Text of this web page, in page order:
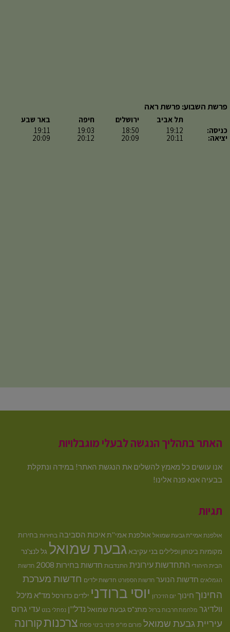
פרשת השבוע: פרשת ראה
כניסה:
יציאה:
תל אביב
19:12
20:11
ירושלים
18:50
20:09
חיפה
19:03
20:12
באר שבע
19:11
20:09
האתר בתהליך הנגשה לבעלי מוגבלויות
אנו עושים כל מאמץ להשלים את הנגשת האתר! במידה ונתקלת
בבעיה אנא פנה אלינו!
תגיות
אולפנת אמי"ת גבעת שמואל אולפנת אמי''תאיכות הסביבה בחירות בחירות
מקומיות ביטחון ופלילים בני עקיבא גבעת שמואל גל לנצ'נר
הבית היהודי התחדשות עירונית התנדבות חדשות בחירות 2008 חדשות
הגמלאים חדשות הנוער חדשות הספורט חדשות ילדים חדשות מערכת
החינוך חינוך יום הזיכרון יוסי ברודני ילדים כדורסל מד"א מיכל
וולדיגר מלחמת חרבות ברזל מתנ"ס גבעת שמואל נדל''ן נפתלי בנט עדי גרוס
עיריית גבעת שמואל פורום פו"פ פינוי בינוי פסח צרכנותקורונה